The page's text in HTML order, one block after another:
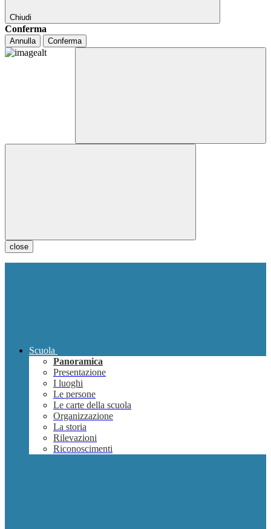
Chiudi
Conferma
Annulla Conferma
close
Scuola
Panoramica
Presentazione
I luoghi
Le persone
Le carte della scuola
Organizzazione
La storia
Rilevazioni
Riconoscimenti